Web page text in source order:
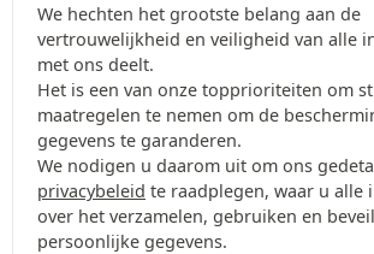
We hechten het grootste belang aan de
vertrouwelijkheid en veiligheid van alle
met ons deelt.
Het is een van onze topprioriteiten om
maatregelen te nemen om de
gegevens te garanderen.
We nodigen u daarom uit om ons
privacybeleid te raadplegen, waar u alle
over het verzamelen, gebruiken en
persoonlijke gegevens.